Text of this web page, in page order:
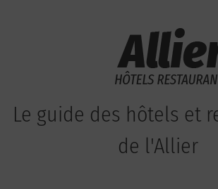
Le guide des hôtels et
de l'Allier